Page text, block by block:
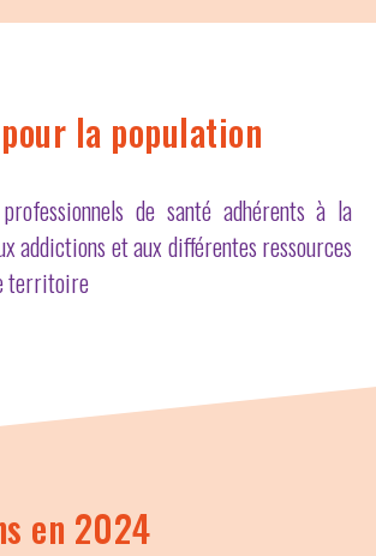
la population
de santé adhérents à la
addictions et aux différentes ressources
territoire
en 2024